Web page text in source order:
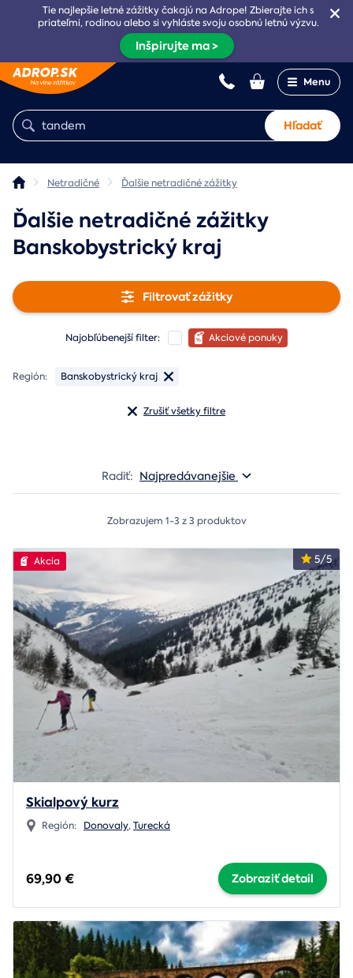
Tie najlepšie letné zážitky čakajú na Adrope! Zbierajte ich s
priateľmi, rodinou alebo si vyhláste svoju osobnú letnú výzvu.
Inšpirujte ma >
Menu
Hľadať
Netradičné Ďalšie netradičné zážitky
Ďalšie netradičné zážitky
Banskobystrický kraj
Filtrovať zážitky
Najobľúbenejší filter: Akciové ponuky
Región: Banskobystrický kraj
Zrušiť všetky filtre
Radiť: Najpredávanejšie
Zobrazujem 1-3 z 3 produktov
5/5
Akcia
Skialpový kurz
Región: Donovaly,Turecká
69,90 € Zobraziť detail